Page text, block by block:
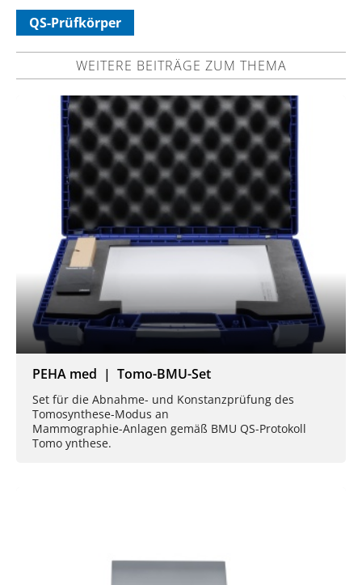
QS-Prüfkörper
WEITERE BEITRÄGE ZUM THEMA
PEHA med | Tomo-BMU-Set
Set für die Abnahme- und Konstanzprüfung des
Tomosynthese-Modus an
Mammographie-Anlagen gemäß BMU QS-Protokoll
Tomo ynthese.